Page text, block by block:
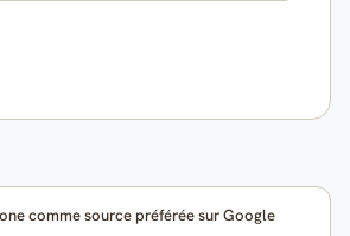
comme source préférée sur Google